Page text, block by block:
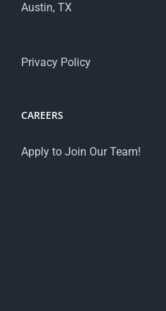
Austin, TX
Privacy Policy
CAREERS
Apply to Join Our Team!